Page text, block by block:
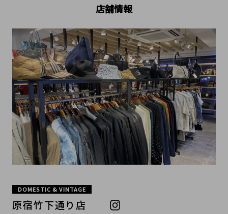
店舗情報
DOMESTIC & VINTAGE
原宿竹下通り店